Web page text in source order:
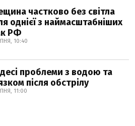
частково без світла
однієї з наймасштабніших
РФ
10:40
проблеми з водою та
після обстрілу
11:00